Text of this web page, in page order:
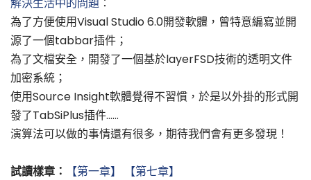
為了方便使用Visual Studio 6.0開發軟體，曾特意編寫並開
源了一個tabbar插件；
為了文檔安全，開發了一個基於layerFSD技術的透明文件
加密系統；
使用Source Insight軟體覺得不習慣，於是以外掛的形式開
發了TabSiPlus插件……
演算法可以做的事情還有很多，期待我們會有更多發現！
試讀樣章： 【第一章】 【第七章】